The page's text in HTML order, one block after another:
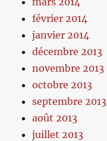
février 2014
janvier 2014
décembre 2013
novembre 2013
octobre 2013
septembre 2013
août 2013
juillet 2013